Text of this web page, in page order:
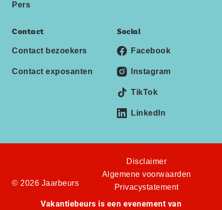
Pers
Contact
Contact bezoekers
Contact exposanten
Social
Facebook
Instagram
TikTok
LinkedIn
© 2026 Jaarbeurs
Disclaimer
Algemene voorwaarden
Privacystatement
Vakantiebeurs is een evenement van